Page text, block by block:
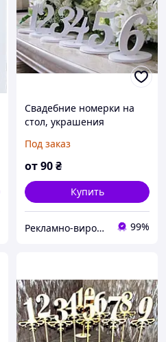
Свадебние номерки на
стол, украшения
Под заказ
от90₴
Купить
Рекламно-виробнича компанія "Континент-С" 99%